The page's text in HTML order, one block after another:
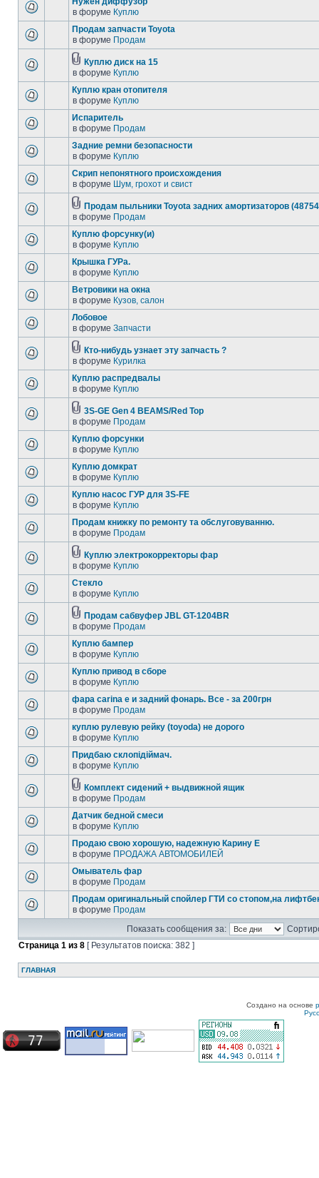
в форуме Куплю
Продам запчасти Toyota
в форуме Продам
Куплю диск на 15
в форуме Куплю
Куплю кран отопителя
в форуме Куплю
Испаритель
в форуме Продам
Задние ремни безопасности
в форуме Куплю
Скрип непонятного происхождения
в форуме Шум, грохот и свист
Продам пыльники Toyota задних амортизаторов
в форуме Продам
Куплю форсунку(и)
в форуме Куплю
Крышка ГУРа.
в форуме Куплю
Ветровики на окна
в форуме Кузов, салон
Лобовое
в форуме Запчасти
Кто-нибудь узнает эту запчасть ?
в форуме Курилка
Куплю распредвалы
в форуме Куплю
3S-GE Gen 4 BEAMS/Red Top
в форуме Продам
Куплю форсунки
в форуме Куплю
Куплю домкрат
в форуме Куплю
Куплю насос ГУР для 3S-FE
в форуме Куплю
Продам книжку по ремонту та обслуговуванню.
в форуме Продам
Куплю электрокорректоры фар
в форуме Куплю
Стекло
в форуме Куплю
Продам сабвуфер JBL GT-1204BR
в форуме Продам
Куплю бампер
в форуме Куплю
Куплю привод в сборе
в форуме Куплю
фара carina e и задний фонарь. Все - за 200грн
в форуме Продам
куплю рулевую рейку (toyoda) не дорого
в форуме Куплю
Придбаю склопідіймач.
в форуме Куплю
Комплект сидений + выдвижной ящик
в форуме Продам
Датчик бедной смеси
в форуме Куплю
Продаю свою хорошую, надежную Карину Е
в форуме ПРОДАЖА АВТОМОБИЛЕЙ
Омыватель фар
в форуме Продам
Продам оригинальный спойлер ГТИ со стопом,на
в форуме Продам
Показать сообщения за:
Страница 1 из 8 [ Результатов поиска: 382 ]
ГЛАВНАЯ
Создано на основе